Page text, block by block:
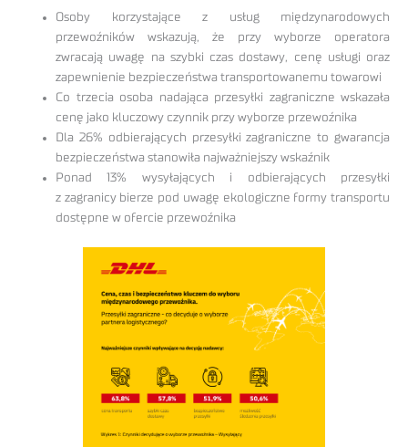
Osoby korzystające z usług międzynarodowych
przewoźników wskazują, że przy wyborze operatora
zwracają uwagę na szybki czas dostawy, cenę usługi oraz
zapewnienie bezpieczeństwa transportowanemu towarowi
Co trzecia osoba nadająca przesyłki zagraniczne wskazała
cenę jako kluczowy czynnik przy wyborze przewoźnika
Dla 26% odbierających przesyłki zagraniczne to gwarancja
bezpieczeństwa stanowiła najważniejszy wskaźnik
Ponad 13% wysyłających i odbierających przesyłki
z zagranicy bierze pod uwagę ekologiczne formy transportu
dostępne w ofercie przewoźnika